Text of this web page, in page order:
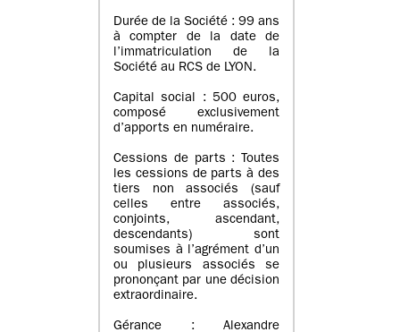
Durée de la Société : 99 ans
à compter de la date de
l’immatriculation de la
Société au RCS de LYON.
Capital social : 500 euros,
composé exclusivement
d’apports en numéraire.
Cessions de parts : Toutes
les cessions de parts à des
tiers non associés (sauf
celles entre associés,
conjoints, ascendant,
descendants) sont
soumises à l’agrément d’un
ou plusieurs associés se
prononçant par une décision
extraordinaire.
Gérance : Alexandre